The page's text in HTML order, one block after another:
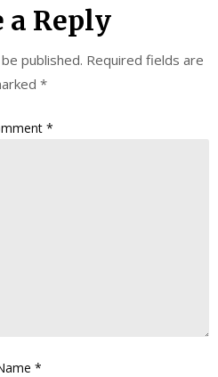
a Reply
published. Required fields are
*
*
*